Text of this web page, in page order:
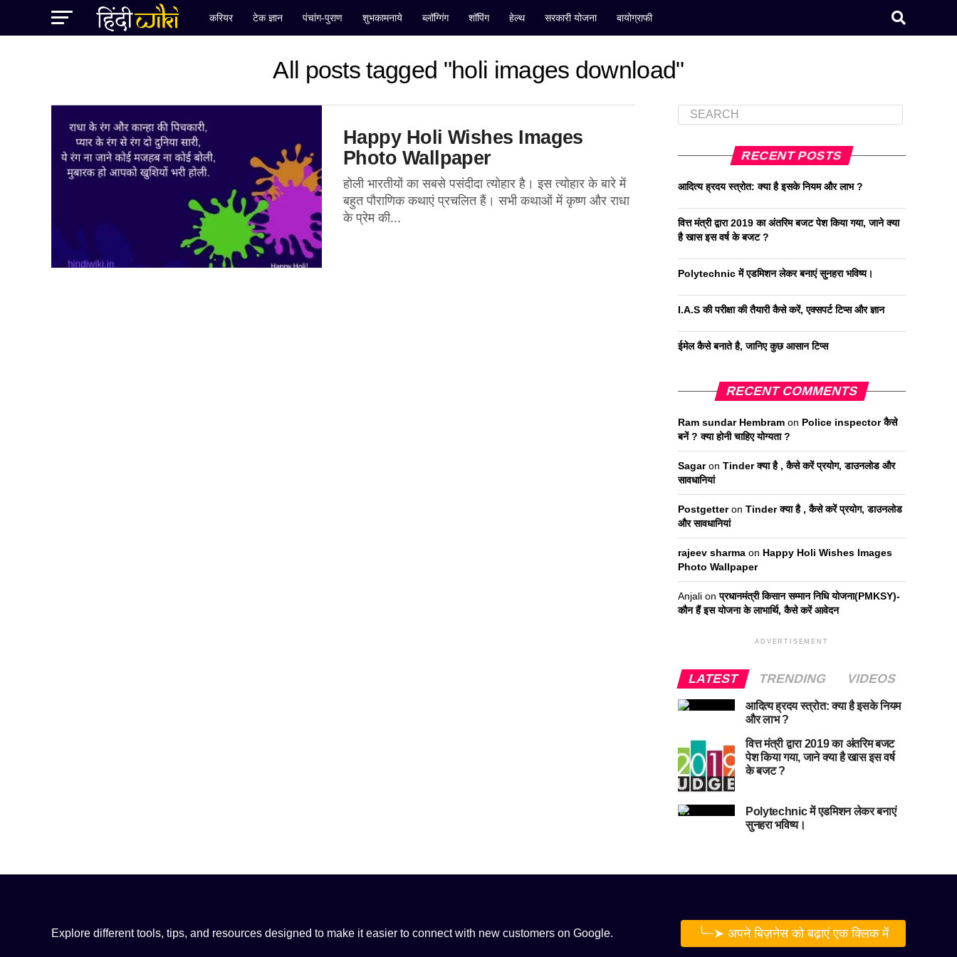
करियर टेक ज्ञान पंचांग-पुराण शुभकामनाये ब्लॉग्गिंग शॉपिंग हेल्थ सरकारी योजना बायोग्राफी
All posts tagged "holi images download"
Happy Holi Wishes Images
Photo Wallpaper
होली भारतीयों का सबसे पसंदीदा त्योहार है। इस त्योहार के बारे में
बहुत पौराणिक कथाएं प्रचलित हैं। सभी कथाओं में कृष्ण और राधा
के प्रेम की...
RECENT POSTS
आदित्य ह्रदय स्त्रोत: क्या है इसके नियम और लाभ ?
वित्त मंत्री द्वारा 2019 का अंतरिम बजट पेश किया गया, जाने क्या
है खास इस वर्ष के बजट ?
Polytechnic में एडमिशन लेकर बनाएं सुनहरा भविष्य।
I.A.S की परीक्षा की तैयारी कैसे करें, एक्सपर्ट टिप्स और ज्ञान
ईमेल कैसे बनाते है, जानिए कुछ आसान टिप्स
RECENT COMMENTS
Ram sundar Hembram on Police inspector कैसे
बनें ? क्या होनी चाहिए योग्यता ?
Sagaron Tinder क्या है , कैसे करें प्रयोग, डाउनलोड और
सावधानियां
Postgetteron Tinder क्या है , कैसे करें प्रयोग, डाउनलोड
और सावधानियां
rajeev sharma on Happy Holi Wishes Images
Photo Wallpaper
Anjali onप्रधानमंत्री किसान सम्मान निधि योजना(PMKSY)-
कौन हैं इस योजना के लाभार्थि, कैसे करें आवेदन
ADVERTISEMENT
LATEST TRENDING VIDEOS
आदित्य ह्रदय स्त्रोत: क्या है इसके नियम
और लाभ ?
वित्त मंत्री द्वारा 2019 का अंतरिम बजट
पेश किया गया, जाने क्या है खास इस वर्ष
के बजट ?
Polytechnic में एडमिशन लेकर बनाएं
सुनहरा भविष्य।
Explore different tools, tips, and resources designed to make it easier to connect with new customers on Google. ╰┈➤ अपने बिज़नेस को बढ़ाएं एक क्लिक में